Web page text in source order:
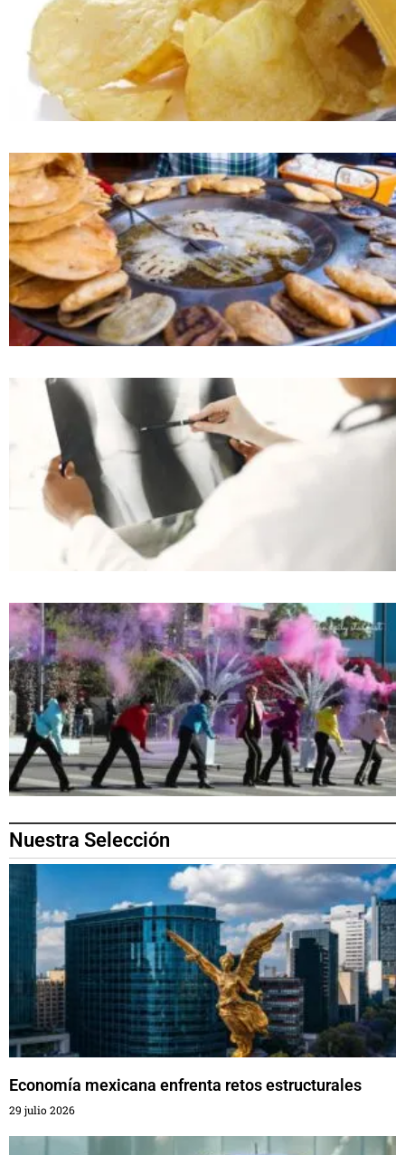
Nuestra Selección
Economía mexicana enfrenta retos estructurales
29 julio 2026